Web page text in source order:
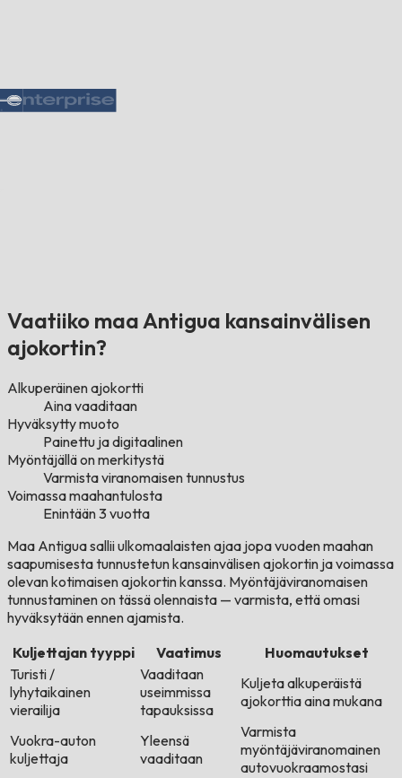
Vaatiiko maa Antigua kansainvälisen
ajokortin?
Alkuperäinen ajokortti
Aina vaaditaan
Hyväksytty muoto
Painettu ja digitaalinen
Myöntäjällä on merkitystä
Varmista viranomaisen tunnustus
Voimassa maahantulosta
Enintään 3 vuotta
Maa Antigua sallii ulkomaalaisten ajaa jopa vuoden maahan
saapumisesta tunnustetun kansainvälisen ajokortin ja voimassa
olevan kotimaisen ajokortin kanssa. Myöntäjäviranomaisen
tunnustaminen on tässä olennaista — varmista, että omasi
hyväksytään ennen ajamista.
Kuljettajan tyyppi
Vaatimus
Huomautukset
Turisti /
lyhytaikainen
vierailija
Vaaditaan
useimmissa
tapauksissa
Kuljeta alkuperäistä
ajokorttia aina mukana
Vuokra-auton
kuljettaja
Yleensä
vaaditaan
Varmista
myöntäjäviranomainen
autovuokraamostasi